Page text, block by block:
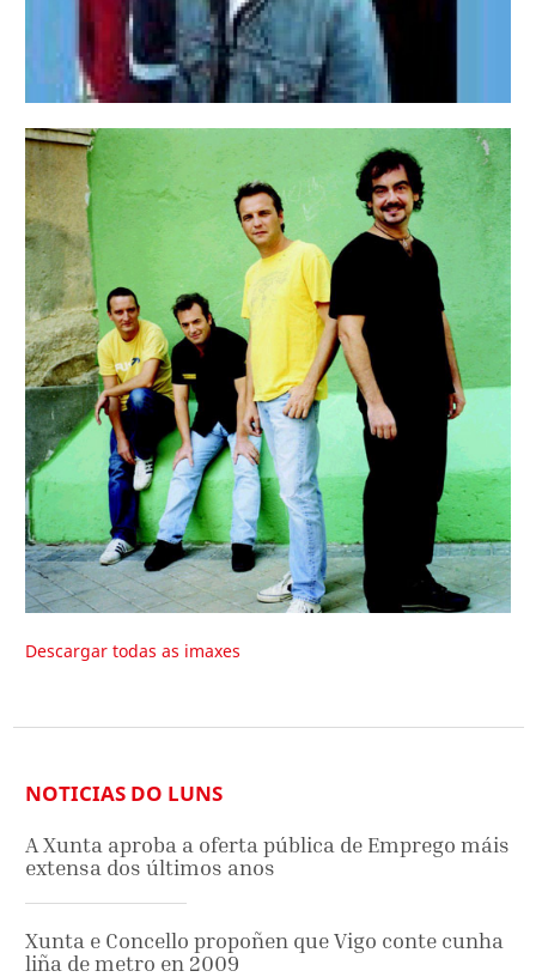
Descargar todas as imaxes
NOTICIAS DO LUNS
A Xunta aproba a oferta pública de Emprego máis
extensa dos últimos anos
Xunta e Concello propoñen que Vigo conte cunha
liña de metro en 2009